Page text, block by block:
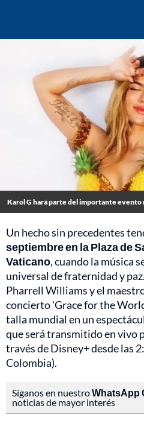
Karol G hará parte del importante evento
Un hecho sin precedentes
septiembre en la Plaza de
Vaticano, cuando la música
universal de fraternidad y
Pharrell Williams y el
concierto 'Grace for the
talla mundial en un
que será transmitido en vivo
través de Disney+ desde las
Colombia).
Síganos en nuestroWhatsApp
noticias de mayor interés